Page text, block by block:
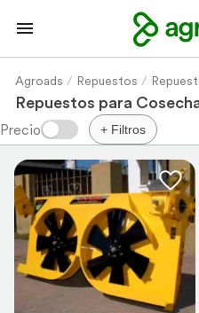
Agroads Repuestos
Repuestos para
+ Filtros